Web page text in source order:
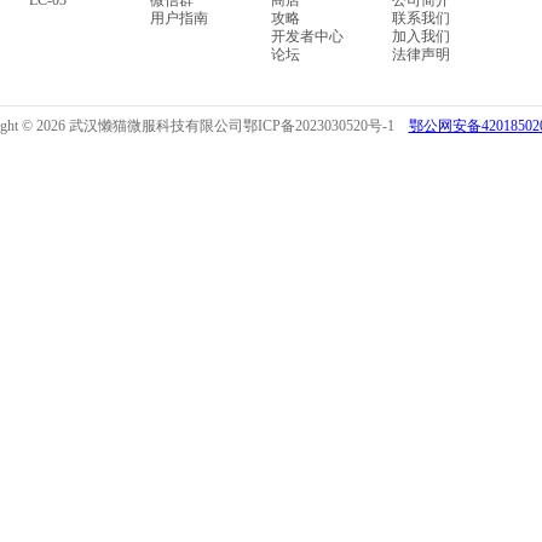
用户指南
攻略
开发者中心
论坛
联系我们
加入我们
法律声明
© 2026 武汉懒猫微服科技有限公司鄂ICP备2023030520号-1 鄂公网安备